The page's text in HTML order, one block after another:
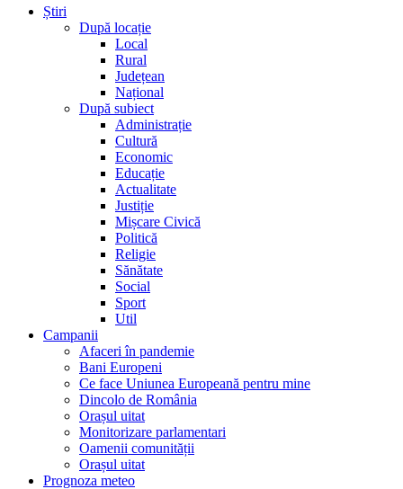
Știri
După locație
Local
Rural
Județean
Național
După subiect
Administrație
Cultură
Economic
Educație
Actualitate
Justiție
Mișcare Civică
Politică
Religie
Sănătate
Social
Sport
Util
Campanii
Afaceri în pandemie
Bani Europeni
Ce face Uniunea Europeană pentru mine
Dincolo de România
Orașul uitat
Monitorizare parlamentari
Oamenii comunității
Orașul uitat
Prognoza meteo